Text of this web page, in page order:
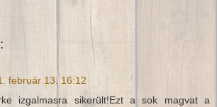
február 13. 16:12
izgalmasra sikerült!Ezt a sok magvat a